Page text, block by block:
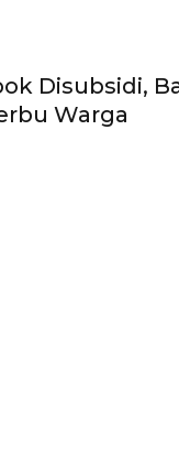
Disubsidi,
Warga